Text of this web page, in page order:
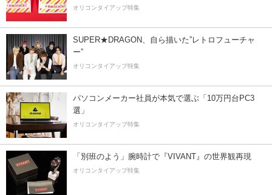
オリコンタイアップ特集
SUPER★DRAGON、自ら描いた”レトロフューチャ
ー”
オリコンタイアップ特集
パソコンメーカー社員が本気で選ぶ「10万円台PC3
選」
オリコンタイアップ特集
「別班のよう」腕時計で『VIVANT』の世界観再現
オリコンタイアップ特集